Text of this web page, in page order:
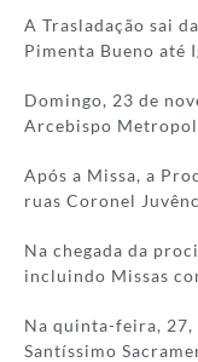
A Trasladação sai
Pimenta Bueno até
Domingo, 23 de
Arcebispo
Após a Missa, a
ruas Coronel
Na chegada da
incluindo Missas
Na quinta-feira, 27,
Santíssimo